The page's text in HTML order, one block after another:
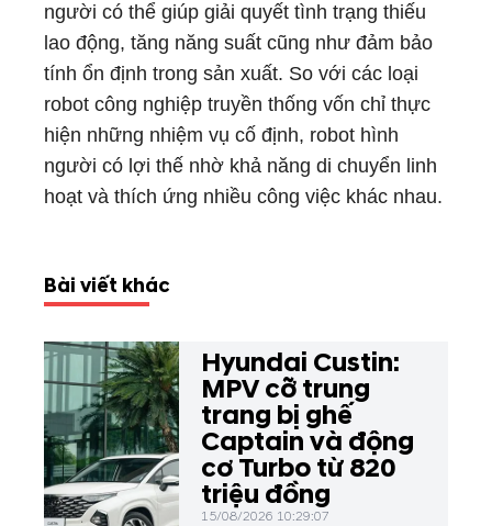
người có thể giúp giải quyết tình trạng thiếu
lao động, tăng năng suất cũng như đảm bảo
tính ổn định trong sản xuất. So với các loại
robot công nghiệp truyền thống vốn chỉ thực
hiện những nhiệm vụ cố định, robot hình
người có lợi thế nhờ khả năng di chuyển linh
hoạt và thích ứng nhiều công việc khác nhau.
Bài viết khác
Hyundai Custin:
MPV cỡ trung
trang bị ghế
Captain và động
cơ Turbo từ 820
triệu đồng
15/08/2026 10:29:07